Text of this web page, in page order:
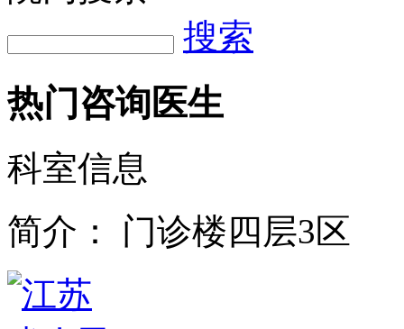
搜索
热门咨询医生
科室信息
简介：
门诊楼四层3区